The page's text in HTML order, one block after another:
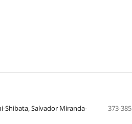
Shibata, Salvador Miranda-
373-385